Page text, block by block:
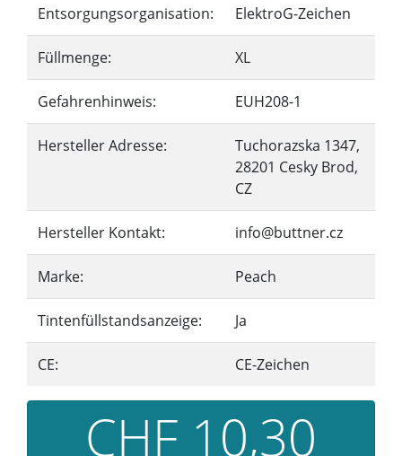
Entsorgungsorganisation: ElektroG-Zeichen
Füllmenge: XL
Gefahrenhinweis: EUH208-1
Hersteller Adresse:
Tuchorazska 1347,
28201 Cesky Brod,
CZ
Hersteller Kontakt: info@buttner.cz
Marke: Peach
Tintenfüllstandsanzeige: Ja
CE: CE-Zeichen
CHF 10,30